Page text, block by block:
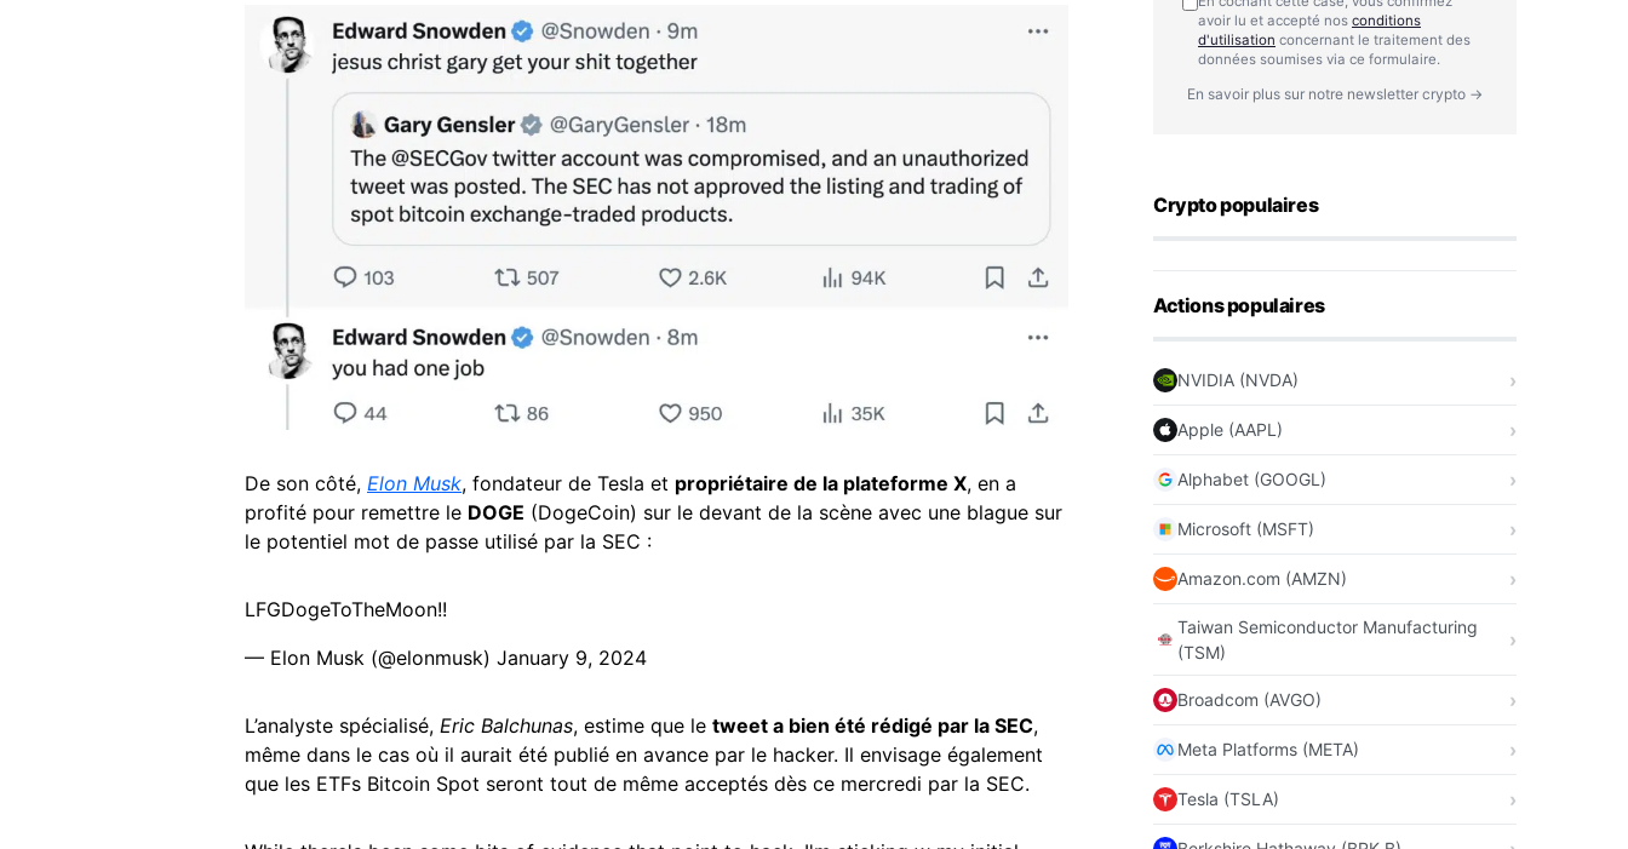
De son côté, Elon Musk, fondateur de Tesla et propriétaire de la plateforme X, en a
profité pour remettre le DOGE (DogeCoin) sur le devant de la scène avec une blague sur
le potentiel mot de passe utilisé par la SEC :
LFGDogeToTheMoon!!
— Elon Musk (@elonmusk) January 9, 2024
L’analyste spécialisé, Eric Balchunas, estime que le tweet a bien été rédigé par la SEC,
même dans le cas où il aurait été publié en avance par le hacker. Il envisage également
que les ETFs Bitcoin Spot seront tout de même acceptés dès ce mercredi par la SEC.
avoir lu et accepté nos conditions
d'utilisation concernant le traitement des
données soumises via ce formulaire.
En savoir plus sur notre newsletter crypto →
Crypto populaires
Actions populaires
NVIDIA (NVDA)
Apple (AAPL)
Alphabet (GOOGL)
Microsoft (MSFT)
Amazon.com (AMZN)
Taiwan Semiconductor Manufacturing
(TSM)
Broadcom (AVGO)
Meta Platforms (META)
Tesla (TSLA)